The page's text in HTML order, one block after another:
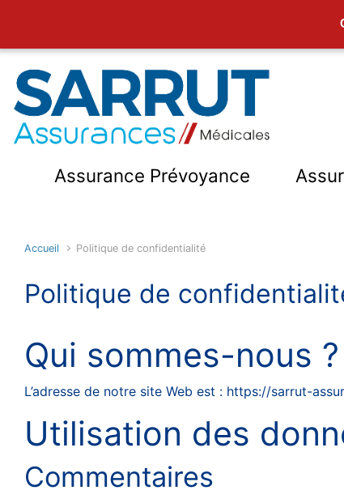
Skip to main content
Assurance Prévoyance
Accueil Politique de confidentialité
Politique de
Qui sommes-nous ?
L’adresse de notre site Web est : https://sarrut-
Utilisation des
Commentaires